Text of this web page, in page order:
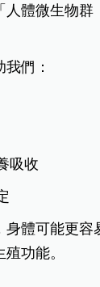
人體微生物群
們：
吸收
身體可能更容
功能。